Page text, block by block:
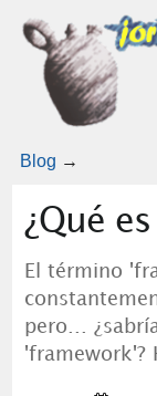
Blog →
¿Qué
El término
pero...
'framework'?